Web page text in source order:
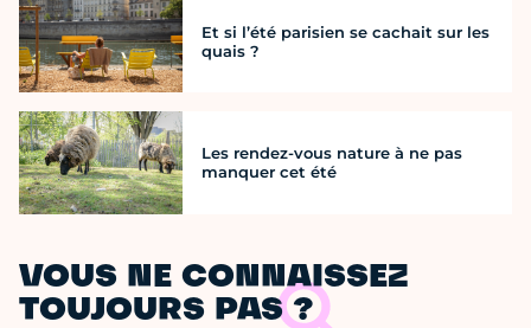
Et si l’été parisien se cachait sur les
quais ?
Les rendez-vous nature à ne pas
manquer cet été
VOUS NE CONNAISSEZ
TOUJOURS PAS ?